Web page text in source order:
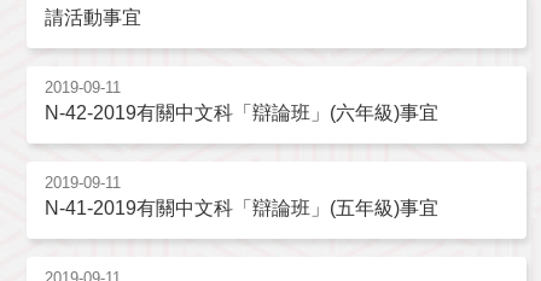
請活動事宜
2019-09-11
N-42-2019有關中文科「辯論班」(六年級)事宜
2019-09-11
N-41-2019有關中文科「辯論班」(五年級)事宜